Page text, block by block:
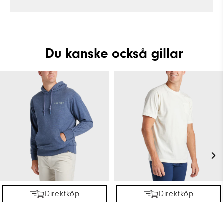
Du kanske också gillar
Direktköp
Direktköp